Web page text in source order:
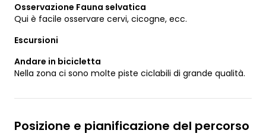
Osservazione Fauna selvatica
Qui è facile osservare cervi, cicogne, ecc.
Escursioni
Andare in bicicletta
Nella zona ci sono molte piste ciclabili di grande qualità.
Posizione e pianificazione del percorso